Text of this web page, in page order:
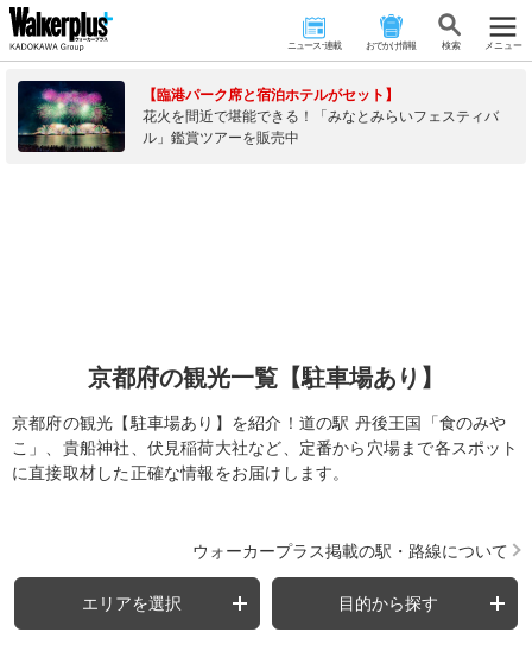
ニュース･連載 おでかけ情報 検 索 メニュー
【臨港パーク席と宿泊ホテルがセット】
花火を間近で堪能できる！「みなとみらいフェスティバ
ル」鑑賞ツアーを販売中
京都府の観光一覧【駐車場あり】
京都府の観光【駐車場あり】を紹介！道の駅 丹後王国「食のみや
こ」、貴船神社、伏見稲荷大社など、定番から穴場まで各スポット
に直接取材した正確な情報をお届けします。
ウォーカープラス掲載の駅・路線について
エリアを選択 目的から探す